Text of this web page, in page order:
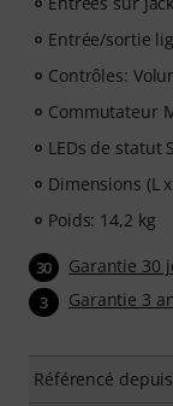
Entrée/sortie
Contrôles:
Commutateur
LEDs de statut
Dimensions (L
Poids: 14,2 kg
30 Garantie 30
3 Garantie 3
Référencé depuis